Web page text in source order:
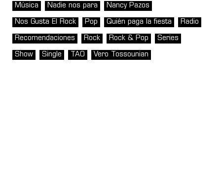
Música Nadie nos para Nancy Pazos
Nos Gusta El Rock Pop Quién paga la fiesta Radio
Recomendaciones Rock Rock & Pop Series
Show Single TAO Vero Tossounian